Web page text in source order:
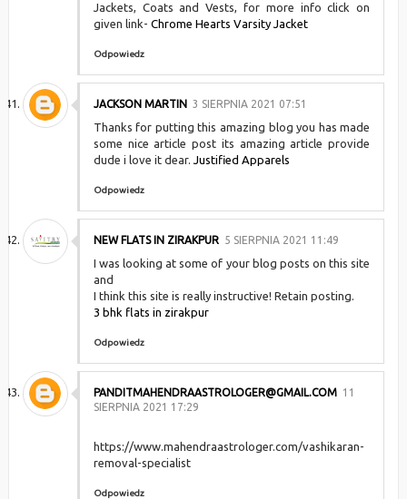
Jackets, Coats and Vests, for more info click on
given link- Chrome Hearts Varsity Jacket
Odpowiedz
JACKSON MARTIN 3 SIERPNIA 2021 07:51
Thanks for putting this amazing blog you has made
some nice article post its amazing article provide
dude i love it dear. Justified Apparels
Odpowiedz
NEW FLATS IN ZIRAKPUR 5 SIERPNIA 2021 11:49
I was looking at some of your blog posts on this site
and
I think this site is really instructive! Retain posting.
3 bhk flats in zirakpur
Odpowiedz
PANDITMAHENDRAASTROLOGER@GMAIL.COM 11
SIERPNIA 2021 17:29
https://www.mahendraastrologer.com/vashikaran-
removal-specialist
Odpowiedz